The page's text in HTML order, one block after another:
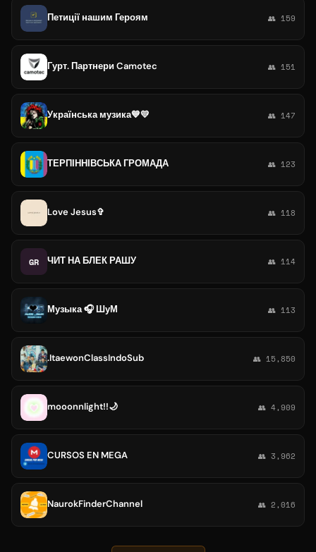
Петиції нашим Героям 👥 159
Гурт. Партнери Camotec 👥 151
Українська музика💙💛 👥 147
ТЕРПІННІВСЬКА ГРОМАДА 👥 123
Love Jesus✞︎ 👥 118
GR ЧИТ НА БЛЕК РАШУ 👥 114
Музыка 🎧 ШуМ 👥 113
.ItaewonClassIndoSub 👥 15,850
mooonnlight!!🌙 👥 4,909
CURSOS EN MEGA 👥 3,962
NaurokFinderChannel 👥 2,016